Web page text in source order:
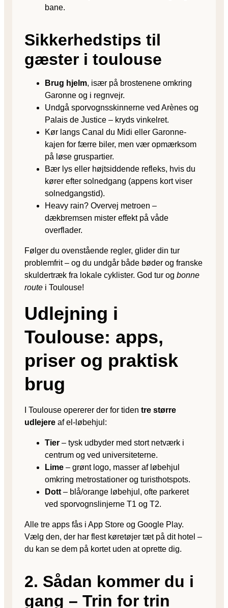
bane.
Sikkerhedstips til
gæster i toulouse
Brug hjelm, især på brostenene omkring
Garonne og i regnvejr.
Undgå sporvognsskinnerne ved Arènes og
Palais de Justice – kryds vinkelret.
Kør langs Canal du Midi eller Garonne-
kajen for færre biler, men vær opmærksom
på løse gruspartier.
Bær lys eller højtsiddende refleks, hvis du
kører efter solnedgang (appens kort viser
solnedgangstid).
Heavy rain? Overvej metroen –
dækbremsen mister effekt på våde
overflader.
Følger du ovenstående regler, glider din tur
problemfrit – og du undgår både bøder og franske
skuldertræk fra lokale cyklister. God tur og bonne
route i Toulouse!
Udlejning i
Toulouse: apps,
priser og praktisk
brug
I Toulouse opererer der for tiden tre større
udlejere af el-løbehjul:
Tier – tysk udbyder med stort netværk i
centrum og ved universiteterne.
Lime – grønt logo, masser af løbehjul
omkring metrostationer og turist­hotspots.
Dott – blå/orange løbehjul, ofte parkeret
ved sporvogns­linjerne T1 og T2.
Alle tre apps fås i App Store og Google Play.
Vælg den, der har flest køretøjer tæt på dit hotel –
du kan se dem på kortet uden at oprette dig.
2. Sådan kommer du i
gang – Trin for trin